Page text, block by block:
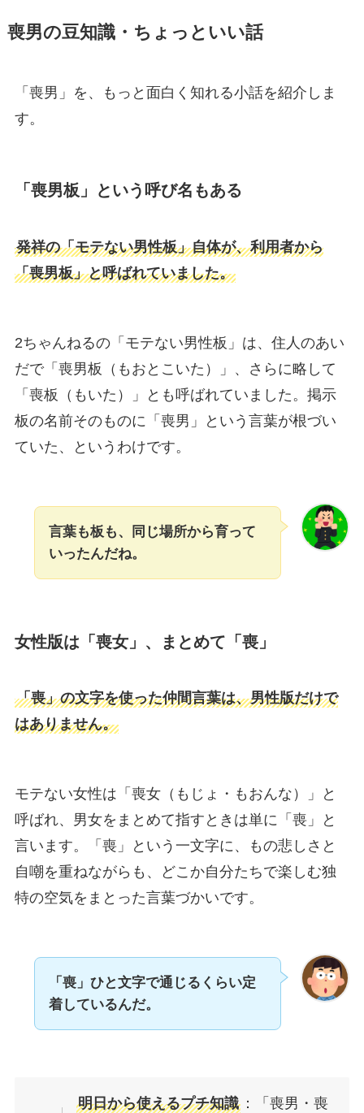
喪男の豆知識・ちょっといい話
「喪男」を、もっと面白く知れる小話を紹介しま
す。
「喪男板」という呼び名もある
発祥の「モテない男性板」自体が、利用者から
「喪男板」と呼ばれていました。
2ちゃんねるの「モテない男性板」は、住人のあい
だで「喪男板（もおとこいた）」、さらに略して
「喪板（もいた）」とも呼ばれていました。掲示
板の名前そのものに「喪男」という言葉が根づい
ていた、というわけです。
言葉も板も、同じ場所から育って
いったんだね。
女性版は「喪女」、まとめて「喪」
「喪」の文字を使った仲間言葉は、男性版だけで
はありません。
モテない女性は「喪女（もじょ・もおんな）」と
呼ばれ、男女をまとめて指すときは単に「喪」と
言います。「喪」という一文字に、もの悲しさと
自嘲を重ねながらも、どこか自分たちで楽しむ独
特の空気をまとった言葉づかいです。
「喪」ひと文字で通じるくらい定
着しているんだ。
明日から使えるプチ知識 ：「喪男・喪